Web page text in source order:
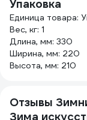
Упаковка
Единица товара:
Вес, кг: 1
Длина, мм: 330
Ширина, мм: 220
Высота, мм: 210
Отзывы
Зима